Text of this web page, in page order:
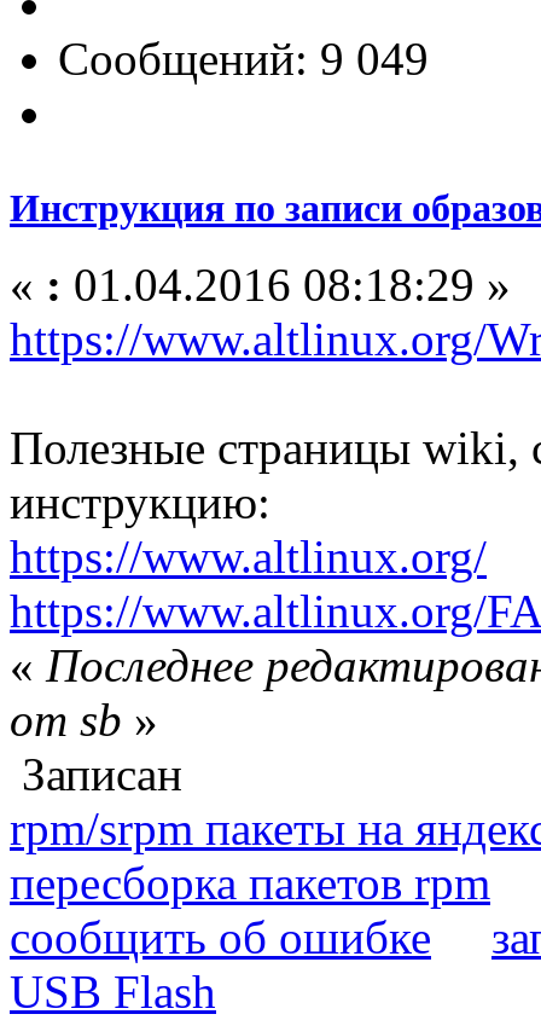
Сообщений: 9 049
Инструкция по записи
« : 01.04.2016 08:18:29 »
https://www.altlinux.org/
Полезные страницы wiki,
инструкцию:
https://www.altlinux.org/
https://www.altlinux.org/
« Последнее
от sb »
Записан
rpm/srpm пакеты на
пересборка пакетов rpm
сообщить об ошибке
USB Flash